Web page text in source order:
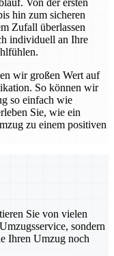
Von der ersten
hin zum sicheren
Zufall überlassen
individuell an Ihre
wir großen Wert auf
So können wir
so einfach wie
Sie, wie ein
zu einem positiven
Sie von vielen
sondern
Ihren Umzug noch